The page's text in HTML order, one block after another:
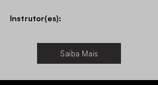
Instrutor(es):
Saiba Mais